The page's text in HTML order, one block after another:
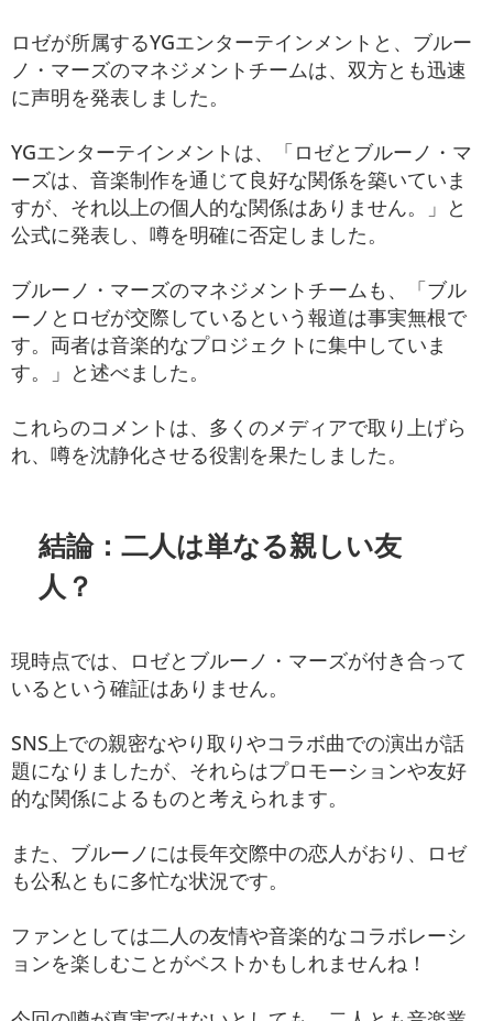
ロゼが所属するYGエンターテインメントと、ブルー
ノ・マーズのマネジメントチームは、双方とも迅速
に声明を発表しました。
YGエンターテインメントは、「ロゼとブルーノ・マ
ーズは、音楽制作を通じて良好な関係を築いていま
すが、それ以上の個人的な関係はありません。」と
公式に発表し、噂を明確に否定しました。
ブルーノ・マーズのマネジメントチームも、「ブル
ーノとロゼが交際しているという報道は事実無根で
す。両者は音楽的なプロジェクトに集中していま
す。」と述べました。
これらのコメントは、多くのメディアで取り上げら
れ、噂を沈静化させる役割を果たしました。
結論：二人は単なる親しい友
人？
現時点では、ロゼとブルーノ・マーズが付き合って
いるという確証はありません。
SNS上での親密なやり取りやコラボ曲での演出が話
題になりましたが、それらはプロモーションや友好
的な関係によるものと考えられます。
また、ブルーノには長年交際中の恋人がおり、ロゼ
も公私ともに多忙な状況です。
ファンとしては二人の友情や音楽的なコラボレーシ
ョンを楽しむことがベストかもしれませんね！